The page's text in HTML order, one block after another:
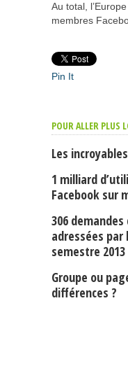
Au total,
membres
Pin It
POUR ALLER PLUS
Les
1 milliard
Facebook sur
306
adressées par
semestre 2013
Groupe ou
différences ?